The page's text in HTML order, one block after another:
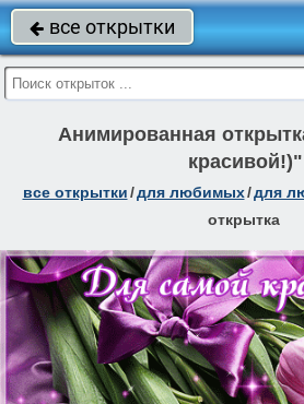
 все открытки
Анимированная
красивой!)"
все открытки/для любимых/для
открытка